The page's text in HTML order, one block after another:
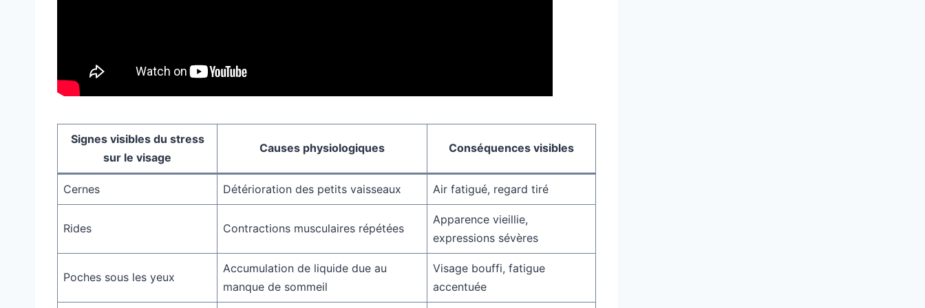
Signes visibles du stress
sur le visage
Causes physiologiques Conséquences visibles
Cernes Détérioration des petits vaisseaux Air fatigué, regard tiré
Rides Contractions musculaires répétées
Apparence vieillie,
expressions sévères
Poches sous les yeux
Accumulation de liquide due au
manque de sommeil
Visage bouffi, fatigue
accentuée